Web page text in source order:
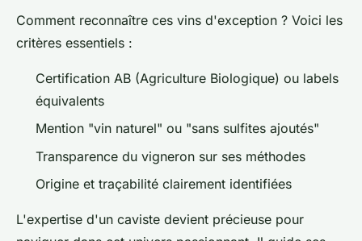
Comment reconnaître ces vins d'exception ? Voici les
critères essentiels :
Certification AB (Agriculture Biologique) ou labels
équivalents
Mention "vin naturel" ou "sans sulfites ajoutés"
Transparence du vigneron sur ses méthodes
Origine et traçabilité clairement identifiées
L'expertise d'un caviste devient précieuse pour